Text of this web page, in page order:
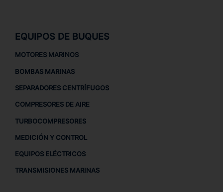
EQUIPOS DE BUQUES
MOTORES MARINOS
BOMBAS MARINAS
SEPARADORES CENTRÍFUGOS
COMPRESORES DE AIRE
TURBOCOMPRESORES
MEDICIÓN Y CONTROL
EQUIPOS ELÉCTRICOS
TRANSMISIONES MARINAS